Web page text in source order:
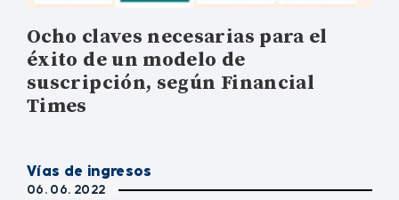
Ocho claves necesarias para el
éxito de un modelo de
suscripción, según Financial
Times
Vías de ingresos
06. 06. 2022